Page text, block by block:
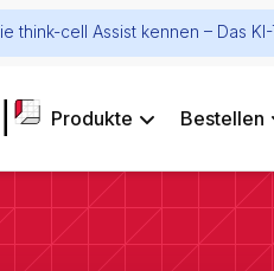
think-cell Assist kennen – Das
Produkte Bestellen